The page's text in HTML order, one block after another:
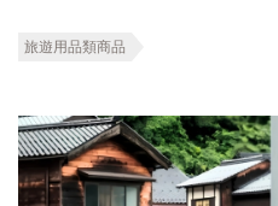
旅遊用品類商品